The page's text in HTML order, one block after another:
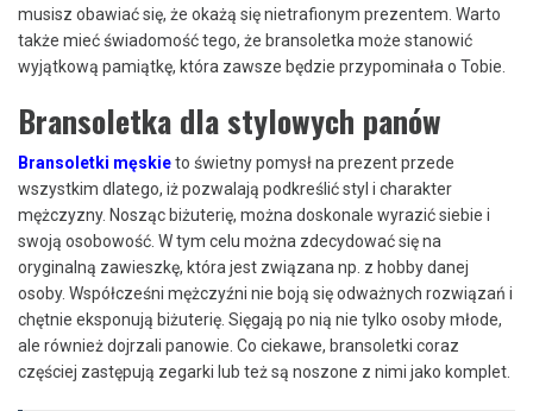
musisz obawiać się, że okażą się nietrafionym prezentem. Warto
także mieć świadomość tego, że bransoletka może stanowić
wyjątkową pamiątkę, która zawsze będzie przypominała o Tobie.
Bransoletka dla stylowych panów
Bransoletki męskieto świetny pomysł na prezent przede
wszystkim dlatego, iż pozwalają podkreślić styl i charakter
mężczyzny. Nosząc biżuterię, można doskonale wyrazić siebie i
swoją osobowość. W tym celu można zdecydować się na
oryginalną zawieszkę, która jest związana np. z hobby danej
osoby. Współcześni mężczyźni nie boją się odważnych rozwiązań i
chętnie eksponują biżuterię. Sięgają po nią nie tylko osoby młode,
ale również dojrzali panowie. Co ciekawe, bransoletki coraz
częściej zastępują zegarki lub też są noszone z nimi jako komplet.